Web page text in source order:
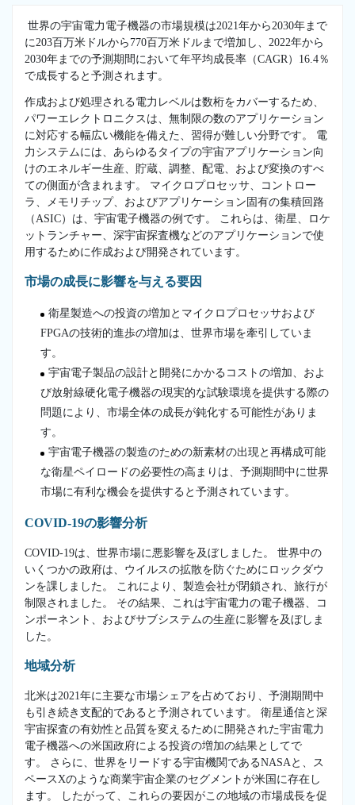
世界の宇宙電力電子機器の市場規模は2021年から2030年まで
に203百万米ドルから770百万米ドルまで増加し、2022年から
2030年までの予測期間において年平均成長率（CAGR）16.4％
で成長すると予測されます。
作成および処理される電力レベルは数桁をカバーするため、
パワーエレクトロニクスは、無制限の数のアプリケーション
に対応する幅広い機能を備えた、習得が難しい分野です。 電
力システムには、あらゆるタイプの宇宙アプリケーション向
けのエネルギー生産、貯蔵、調整、配電、および変換のすべ
ての側面が含まれます。 マイクロプロセッサ、コントロー
ラ、メモリチップ、およびアプリケーション固有の集積回路
（ASIC）は、宇宙電子機器の例です。 これらは、衛星、ロケ
ットランチャー、深宇宙探査機などのアプリケーションで使
用するために作成および開発されています。
市場の成長に影響を与える要因
衛星製造への投資の増加とマイクロプロセッサおよび
FPGAの技術的進歩の増加は、世界市場を牽引していま
す。
宇宙電子製品の設計と開発にかかるコストの増加、およ
び放射線硬化電子機器の現実的な試験環境を提供する際の
問題により、市場全体の成長が鈍化する可能性がありま
す。
宇宙電子機器の製造のための新素材の出現と再構成可能
な衛星ペイロードの必要性の高まりは、予測期間中に世界
市場に有利な機会を提供すると予測されています。
COVID-19の影響分析
COVID-19は、世界市場に悪影響を及ぼしました。 世界中の
いくつかの政府は、ウイルスの拡散を防ぐためにロックダウ
ンを課しました。 これにより、製造会社が閉鎖され、旅行が
制限されました。 その結果、これは宇宙電力の電子機器、コ
ンポーネント、およびサブシステムの生産に影響を及ぼしま
した。
地域分析
北米は2021年に主要な市場シェアを占めており、予測期間中
も引き続き支配的であると予測されています。 衛星通信と深
宇宙探査の有効性と品質を変えるために開発された宇宙電力
電子機器への米国政府による投資の増加の結果としてで
す。 さらに、世界をリードする宇宙機関であるNASAと、ス
ペースXのような商業宇宙企業のセグメントが米国に存在し
ます。 したがって、これらの要因がこの地域の市場成長を促